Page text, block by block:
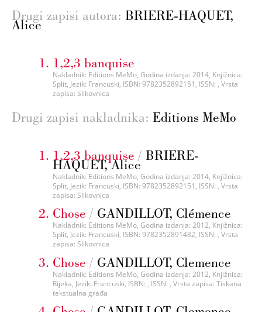
Drugi zapisi autora: BRIERE-HAQUET,
Alice
1,2,3 banquise
Nakladnik: Editions MeMo, Godina izdanja: 2014, Knjižnica:
Split, Jezik: Francuski, ISBN: 9782352892151, ISSN: , Vrsta
zapisa: Slikovnica
Drugi zapisi nakladnika: Editions MeMo
1,2,3 banquise / BRIERE-
HAQUET, Alice
Nakladnik: Editions MeMo, Godina izdanja: 2014, Knjižnica:
Split, Jezik: Francuski, ISBN: 9782352892151, ISSN: , Vrsta
zapisa: Slikovnica
Chose / GANDILLOT, Clémence
Nakladnik: Editions MeMo, Godina izdanja: 2012, Knjižnica:
Split, Jezik: Francuski, ISBN: 9782352891482, ISSN: , Vrsta
zapisa: Slikovnica
Chose / GANDILLOT, Clemence
Nakladnik: Editions MeMo, Godina izdanja: 2012, Knjižnica:
Rijeka, Jezik: Francuski, ISBN: , ISSN: , Vrsta zapisa: Tiskana
tekstualna građa